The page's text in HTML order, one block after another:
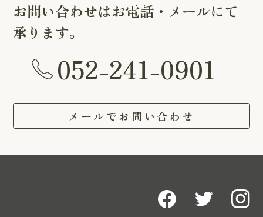
お問い合わせはお電話・メールにて
承ります。
052-241-0901
メールでお問い合わせ